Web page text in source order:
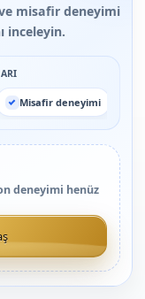
misafir deneyimi
inceleyin.
Misafir deneyimi
deneyimi henüz